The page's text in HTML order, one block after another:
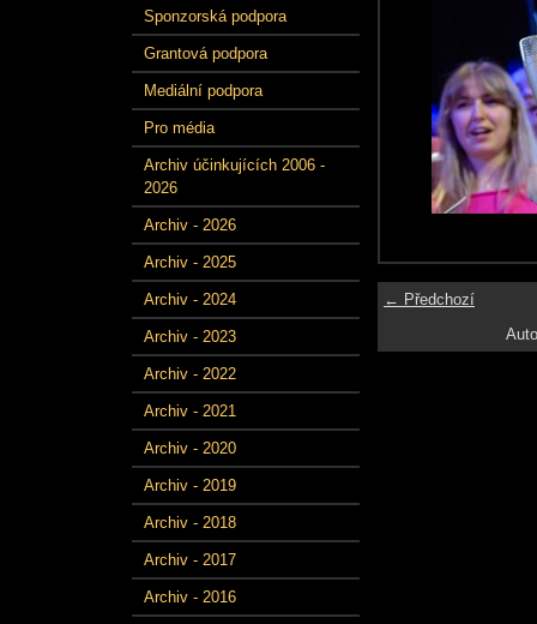
Sponzorská podpora
Grantová podpora
Mediální podpora
Pro média
Archiv účinkujících 2006 -
2026
Archiv - 2026
Archiv - 2025
Archiv - 2024
Archiv - 2023
Archiv - 2022
Archiv - 2021
Archiv - 2020
Archiv - 2019
Archiv - 2018
Archiv - 2017
Archiv - 2016
← Předchozí